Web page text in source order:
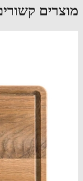
קשורים